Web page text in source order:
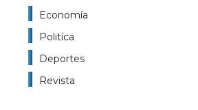
Economía
Politíca
Deportes
Revista